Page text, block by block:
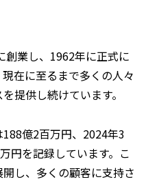
創業し、1962年に正式に
在に至るまで多くの人々
提供し続けています。
188億2百万円、2024年3
円を記録しています。こ
し、多くの顧客に支持さ